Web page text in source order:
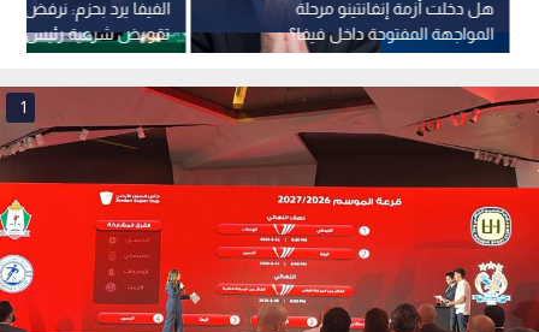
الفيفا يرد بحزم: نرفض
تقويض شرعية رئيس
هل دخلت أزمة إنفانتينو مرحلة
المواجهة المفتوحة داخل فيفا؟
1